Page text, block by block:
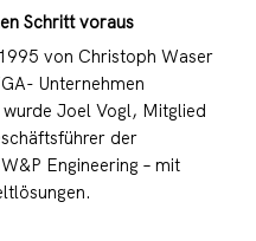
Schritt voraus
von Christoph Waser
Unternehmen
Joel Vogl, Mitglied
der
Engineering – mit